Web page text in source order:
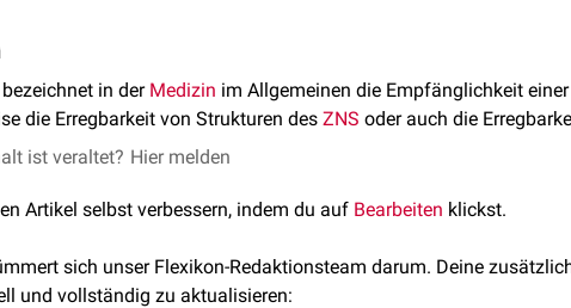
in der Medizin im Allgemeinen die Empfänglichkeit
die Erregbarkeit von Strukturen des ZNS oder auch die
ist veraltet? Hier melden
Artikel selbst verbessern, indem du auf Bearbeiten klickst.
sich unser Flexikon-Redaktionsteam darum. Deine
und vollständig zu aktualisieren: